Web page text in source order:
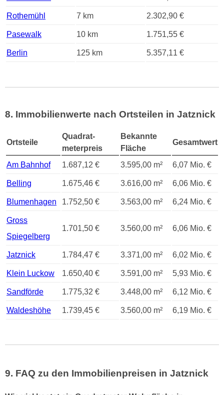
Rothemühl 7 km 2.302,90 €
Pasewalk 10 km 1.751,55 €
Berlin 125 km 5.357,11 €
8. Immobilienwerte nach Ortsteilen in Jatznick
Ortsteile
Quadrat-
meterpreis
Bekannte
Fläche
Gesamtwert
Am Bahnhof 1.687,12 € 3.595,00 m² 6,07 Mio. €
Belling 1.675,46 € 3.616,00 m² 6,06 Mio. €
Blumenhagen 1.752,50 € 3.563,00 m² 6,24 Mio. €
Gross
Spiegelberg
1.701,50 € 3.560,00 m² 6,06 Mio. €
Jatznick 1.784,47 € 3.371,00 m² 6,02 Mio. €
Klein Luckow 1.650,40 € 3.591,00 m² 5,93 Mio. €
Sandförde 1.775,32 € 3.448,00 m² 6,12 Mio. €
Waldeshöhe 1.739,45 € 3.560,00 m² 6,19 Mio. €
9. FAQ zu den Immobilienpreisen in Jatznick